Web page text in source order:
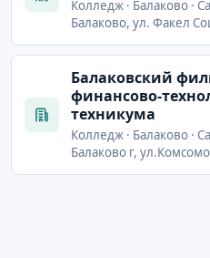
Колледж · Балаково ·
Балаково, ул. Факел
Балаковский
финансово-
техникума
Колледж · Балаково ·
Балаково г,